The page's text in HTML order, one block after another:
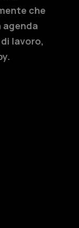
che
agenda
lavoro,